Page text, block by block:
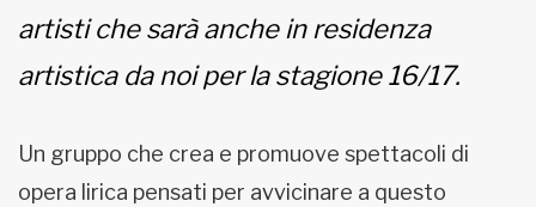
artisti che sarà anche in residenza
artistica da noi per la stagione 16/17.
Un gruppo che crea e promuove spettacoli di
opera lirica pensati per avvicinare a questo